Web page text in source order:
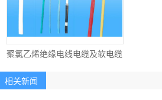
聚氯乙烯绝缘电线电缆及软电缆
相关新闻